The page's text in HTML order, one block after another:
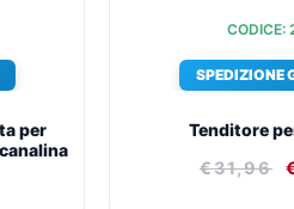
per
CODICE:
SPEDIZIONE
Tenditore
€31,96